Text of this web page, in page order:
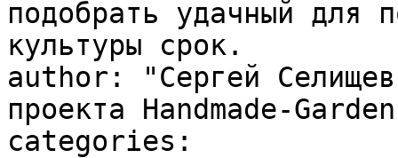
подобрать удачный для
культуры срок.
author: "Сергей
проекта Handmade-
categories: